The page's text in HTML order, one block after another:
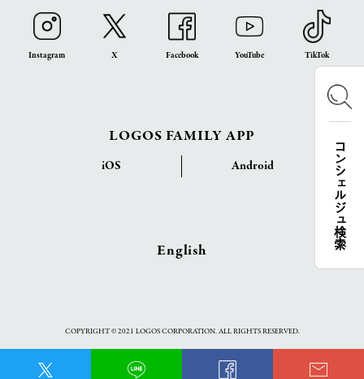
コンシェルジュ検索
Instagram X Facebook YouTube TikTok
LOGOS FAMILY APP
iOS Android
English
COPYRIGHT © 2021 LOGOS CORPORATION. ALL RIGHTS RESERVED.